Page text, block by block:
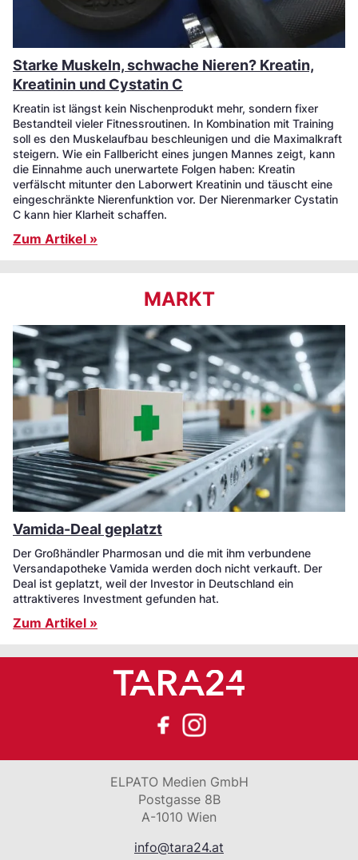
Starke Muskeln, schwache Nieren? Kreatin,
Kreatinin und Cystatin C
Kreatin ist längst kein Nischenprodukt mehr, sondern fixer
Bestandteil vieler Fitnessroutinen. In Kombination mit Training
soll es den Muskelaufbau beschleunigen und die Maximalkraft
steigern. Wie ein Fallbericht eines jungen Mannes zeigt, kann
die Einnahme auch unerwartete Folgen haben: Kreatin
verfälscht mitunter den Laborwert Kreatinin und täuscht eine
eingeschränkte Nierenfunktion vor. Der Nierenmarker Cystatin
C kann hier Klarheit schaffen.
Zum Artikel »
MARKT
Vamida-Deal geplatzt
Der Großhändler Pharmosan und die mit ihm verbundene
Versandapotheke Vamida werden doch nicht verkauft. Der
Deal ist geplatzt, weil der Investor in Deutschland ein
attraktiveres Investment gefunden hat.
Zum Artikel »
ELPATO Medien GmbH
Postgasse 8B
A-1010 Wien
info@tara24.at